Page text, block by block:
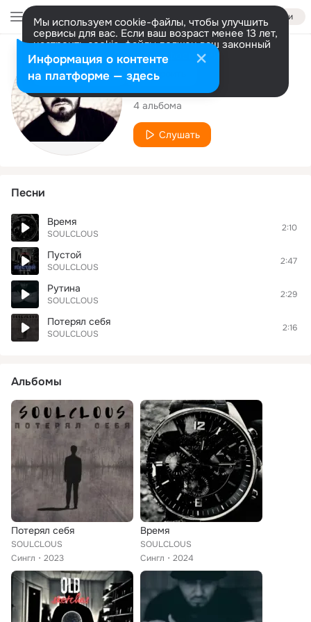
Войти
Мы используем cookie-файлы, чтобы улучшить
сервисы для вас. Если ваш возраст менее 13 лет,
настроить cookie-файлы должен ваш законный
представитель. Больше информации
Разрешить все Настроить
Исполнитель
SOULCLOUS
4 альбома
Слушать
Песни
Время
SOULCLOUS
2:10
Пустой
SOULCLOUS
2:47
Рутина
SOULCLOUS
2:29
Потерял себя
SOULCLOUS
2:16
Альбомы
Потерял себя
SOULCLOUS
Сингл
2023
Время
SOULCLOUS
Сингл
2024
Информация о контенте
на платформе — здесь